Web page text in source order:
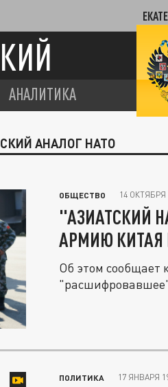
АНАЛИТИКА
АНАЛОГ НАТО
ОБЩЕСТВО 14 ОКТЯБРЯ
"АЗИАТСКИЙ
АРМИЮ КИТАЯ
Об этом сообщает
ПОЛИТИКА 17 ЯНВАРЯ